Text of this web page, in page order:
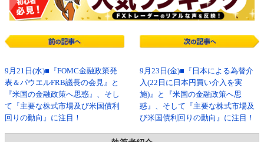
9月21日(水)■『FOMC金融政策発
表＆パウエルFRB議長の会見』と
『米国の金融政策へ思惑』、そし
て『主要な株式市場及び米国債利
回りの動向』に注目！
9月23日(金)■『日本による為替介
入(22日に日本円買い介入を実
施)』と『米国の金融政策へ思
惑』、そして『主要な株式市場及
び米国債利回りの動向』に注目！